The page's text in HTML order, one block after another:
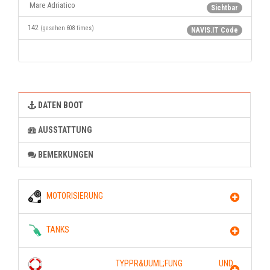
Sichtbar
Mare Adriatico
NAVIS.IT Code
142 (gesehen 608 times)
DATEN BOOT
AUSSTATTUNG
BEMERKUNGEN
MOTORISIERUNG
TANKS
TYPPR&UUML;FUNG UND